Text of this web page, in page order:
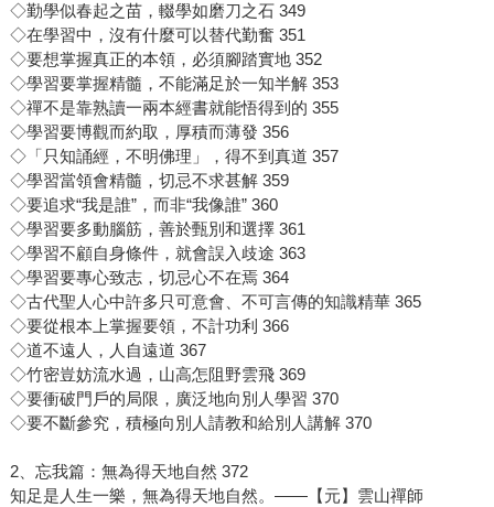
◇勤學似春起之苗，輟學如磨刀之石 349
◇在學習中，沒有什麼可以替代勤奮 351
◇要想掌握真正的本領，必須腳踏實地 352
◇學習要掌握精髓，不能滿足於一知半解 353
◇禪不是靠熟讀一兩本經書就能悟得到的 355
◇學習要博觀而約取，厚積而薄發 356
◇「只知誦經，不明佛理」，得不到真道 357
◇學習當領會精髓，切忌不求甚解 359
◇要追求“我是誰”，而非“我像誰” 360
◇學習要多動腦筋，善於甄別和選擇 361
◇學習不顧自身條件，就會誤入歧途 363
◇學習要專心致志，切忌心不在焉 364
◇古代聖人心中許多只可意會、不可言傳的知識精華 365
◇要從根本上掌握要領，不計功利 366
◇道不遠人，人自遠道 367
◇竹密豈妨流水過，山高怎阻野雲飛 369
◇要衝破門戶的局限，廣泛地向別人學習 370
◇要不斷參究，積極向別人請教和給別人講解 370
2、忘我篇：無為得天地自然 372
知足是人生一樂，無為得天地自然。——【元】雲山禪師